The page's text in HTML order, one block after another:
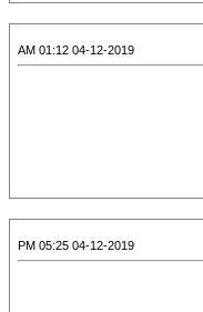
04-12-2019 01:12 AM
04-12-2019 05:25 PM